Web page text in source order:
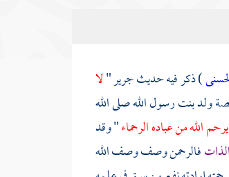
) ذكر فيه حديثجرير"لا
ولد بنت رسول الله صلى الله
يرحم الله من عباده الرحماء" وقد
فالرحمن وصف وصف الله